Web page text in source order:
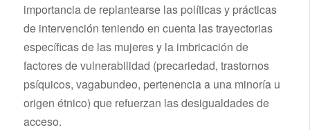
importancia de replantearse las políticas y prácticas
de intervención teniendo en cuenta las trayectorias
específicas de las mujeres y la imbricación de
factores de vulnerabilidad (precariedad, trastornos
psíquicos, vagabundeo, pertenencia a una minoría u
origen étnico) que refuerzan las desigualdades de
acceso.